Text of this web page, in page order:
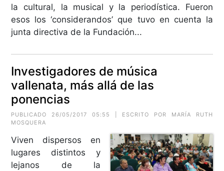
la cultural, la musical y la periodística. Fueron
esos los ‘considerandos’ que tuvo en cuenta la
junta directiva de la Fundación...
Investigadores de música
vallenata, más allá de las
ponencias
PUBLICADO 26/05/2017 05:55 | ESCRITO POR MARÍA RUTH
MOSQUERA
Viven dispersos en
lugares distintos y
lejanos de la